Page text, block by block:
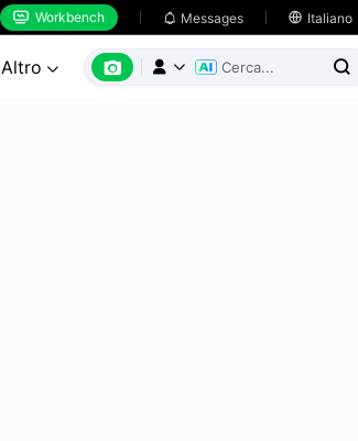
 Workbench  Messages  Italiano
Altro     